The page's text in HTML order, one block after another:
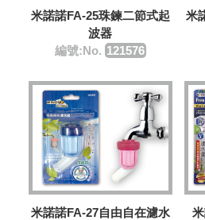
米諾諾FA-25珠鍊二節式起
波器
編號:No. 121576
米
米諾諾FA-27自由自在濾水